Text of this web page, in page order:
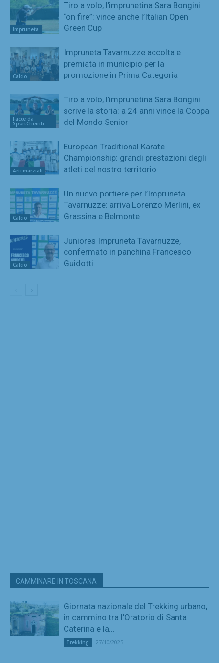
Impruneta
Tiro a volo, l’imprunetina Sara Bongini
“on fire”: vince anche l’Italian Open
Green Cup
Calcio
Impruneta Tavarnuzze accolta e
premiata in municipio per la
promozione in Prima Categoria
Facce da
SportChianti
Tiro a volo, l’imprunetina Sara Bongini
scrive la storia: a 24 anni vince la Coppa
del Mondo Senior
Arti marziali
European Traditional Karate
Championship: grandi prestazioni degli
atleti del nostro territorio
Calcio
Un nuovo portiere per l’Impruneta
Tavarnuzze: arriva Lorenzo Merlini, ex
Grassina e Belmonte
Calcio
Juniores Impruneta Tavarnuzze,
confermato in panchina Francesco
Guidotti
CAMMINARE IN TOSCANA
Giornata nazionale del Trekking urbano,
in cammino tra l’Oratorio di Santa
Caterina e la...
Trekking 27/10/2025